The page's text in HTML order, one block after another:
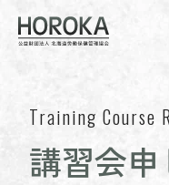
Training Course
講習会